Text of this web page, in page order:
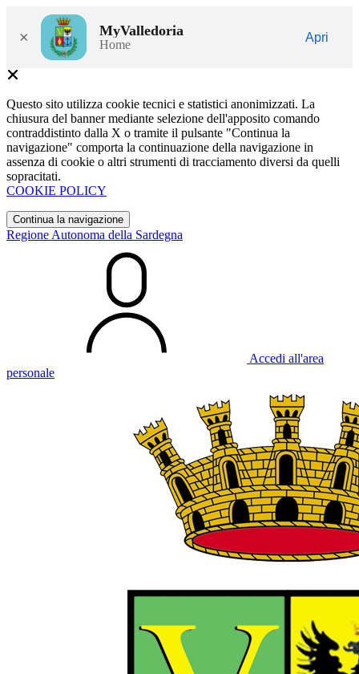
× MyValledoria
Home
Apri
Questo sito utilizza cookie tecnici e statistici anonimizzati. La
chiusura del banner mediante selezione dell'apposito comando
contraddistinto dalla X o tramite il pulsante "Continua la
navigazione" comporta la continuazione della navigazione in
assenza di cookie o altri strumenti di tracciamento diversi da quelli
sopracitati.
COOKIE POLICY
Continua la navigazione
Regione Autonoma della Sardegna
Accedi all'area
personale